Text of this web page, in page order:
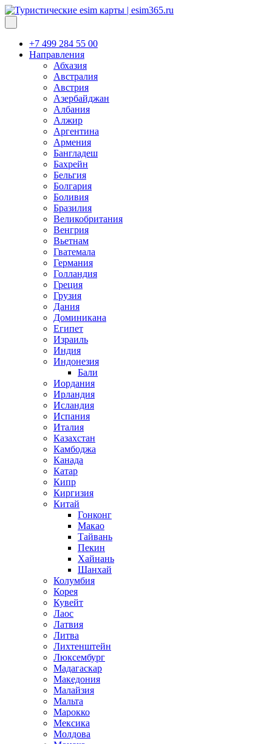
+7 499 284 55 00
Направления
Абхазия
Австралия
Австрия
Азербайджан
Албания
Алжир
Аргентина
Армения
Бангладеш
Бахрейн
Бельгия
Болгария
Боливия
Бразилия
Великобритания
Венгрия
Вьетнам
Гватемала
Германия
Голландия
Греция
Грузия
Дания
Доминикана
Египет
Израиль
Индия
Индонезия
Бали
Иордания
Ирландия
Исландия
Испания
Италия
Казахстан
Камбоджа
Канада
Катар
Кипр
Киргизия
Китай
Гонконг
Макао
Тайвань
Пекин
Хайнань
Шанхай
Колумбия
Корея
Кувейт
Лаос
Латвия
Литва
Лихтенштейн
Люксембург
Мадагаскар
Македония
Малайзия
Мальта
Марокко
Мексика
Молдова